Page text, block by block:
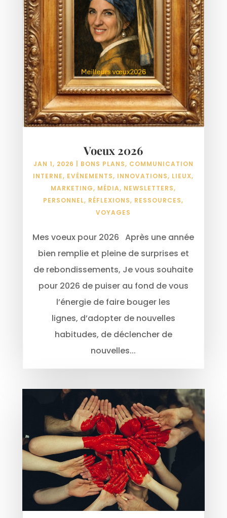
Voeux 2026
JAN 1, 2026 BONS PLANS, COMMUNICATION
INTERNE, EVÉNEMENTS, INNOVATIONS, LIEUX,
MARKETING, MÉDIA, NEWSLETTERS,
PERSONNEL, RÉFLEXIONS, RESSOURCES,
VOYAGES
Mes voeux pour 2026 Après une année
bien remplie et pleine de surprises et
de rebondissements, Je vous souhaite
pour 2026 de puiser au fond de vous
l’énergie de faire bouger les
lignes, d’adopter de nouvelles
habitudes, de déclencher de
nouvelles...